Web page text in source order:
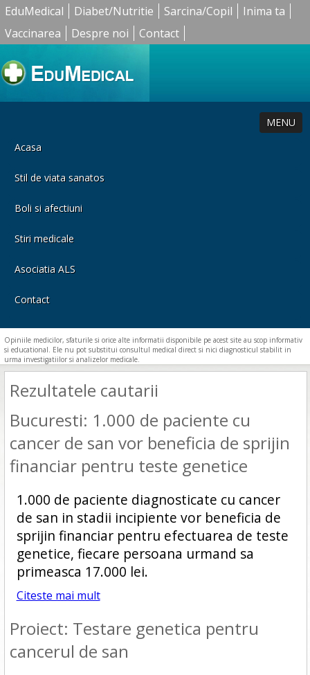
EduMedical Diabet/Nutritie Sarcina/Copil
Inima ta
Vaccinarea
Despre noi Contact
MENU
Acasa
Stil de viata sanatos
Boli si afectiuni
Stiri medicale
Asociatia ALS
Contact
Opiniile medicilor, sfaturile si orice alte informatii disponibile pe acest site au scop informativ
si educational. Ele nu pot substitui consultul medical direct si nici diagnosticul stabilit in
urma investigatiilor si analizelor medicale.
Rezultatele cautarii
Bucuresti: 1.000 de paciente cu
cancer de san vor beneficia de sprijin
financiar pentru teste genetice
1.000 de paciente diagnosticate cu cancer
de san in stadii incipiente vor beneficia de
sprijin financiar pentru efectuarea de teste
genetice, fiecare persoana urmand sa
primeasca 17.000 lei.
Citeste mai mult
Proiect: Testare genetica pentru
cancerul de san